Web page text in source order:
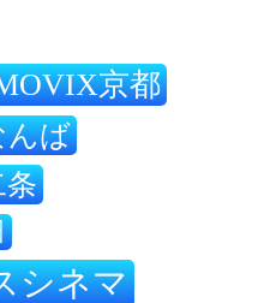
京都
んば
条
シネマ